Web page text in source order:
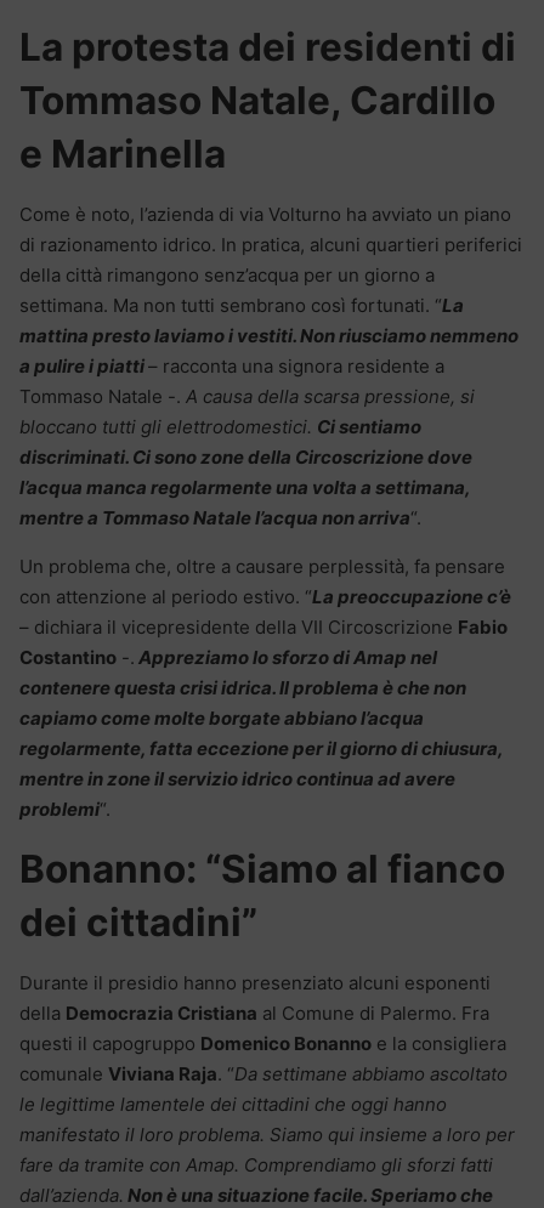
La protesta dei residenti di
Tommaso Natale, Cardillo
e Marinella
Come è noto, l’azienda di via Volturno ha avviato un piano
di razionamento idrico. In pratica, alcuni quartieri periferici
della città rimangono senz’acqua per un giorno a
settimana. Ma non tutti sembrano così fortunati. “La
mattina presto laviamo i vestiti. Non riusciamo nemmeno
a pulire i piatti– racconta una signora residente a
Tommaso Natale -. A causa della scarsa pressione, si
bloccano tutti gli elettrodomestici. Ci sentiamo
discriminati. Ci sono zone della Circoscrizione dove
l’acqua manca regolarmente una volta a settimana,
mentre a Tommaso Natale l’acqua non arriva“.
Un problema che, oltre a causare perplessità, fa pensare
con attenzione al periodo estivo. “La preoccupazione c’è
– dichiara il vicepresidente della VII Circoscrizione Fabio
Costantino -. Appreziamo lo sforzo di Amap nel
contenere questa crisi idrica. Il problema è che non
capiamo come molte borgate abbiano l’acqua
regolarmente, fatta eccezione per il giorno di chiusura,
mentre in zone il servizio idrico continua ad avere
problemi“.
Bonanno: “Siamo al fianco
dei cittadini”
Durante il presidio hanno presenziato alcuni esponenti
della Democrazia Cristiana al Comune di Palermo. Fra
questi il capogruppo Domenico Bonanno e la consigliera
comunale Viviana Raja. “Da settimane abbiamo ascoltato
le legittime lamentele dei cittadini che oggi hanno
manifestato il loro problema. Siamo qui insieme a loro per
fare da tramite con Amap. Comprendiamo gli sforzi fatti
dall’azienda. Non è una situazione facile. Speriamo che